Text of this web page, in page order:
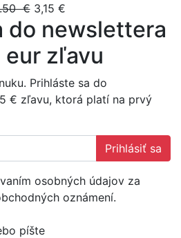
€ 3,15 €
do newslettera
zľavu
Prihláste sa do
€ zľavu, ktorá platí na prvý
Prihlásiť sa
osobných údajov za
oznámení.
píšte